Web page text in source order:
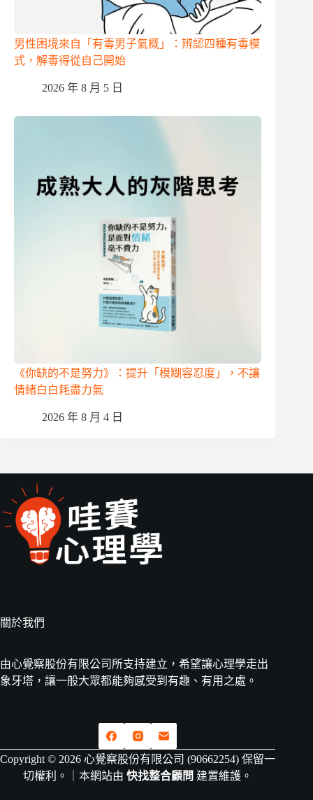
男性困境來自「有毒男子氣概」：辨認四種有毒模
式，解毒得從自己開始
2026 年 8 月 5 日
《你缺的不是努力》：提升「模糊容忍度」，不讓
情緒白白耗盡力氣
2026 年 8 月 4 日
關於我們
由心覺察股份有限公司所支持建立，希望讓心理學走出
象牙塔，讓一般大眾都能夠感受到有趣、有用之處。
Copyright © 2026 心覺察股份有限公司 (90662254) 保留一
切權利。｜本網站由快找整合顧問 建置維護。